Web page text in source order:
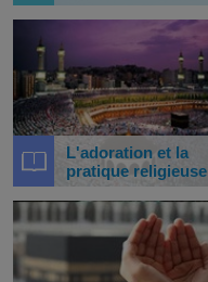
L'adoration et la
pratique religieuse